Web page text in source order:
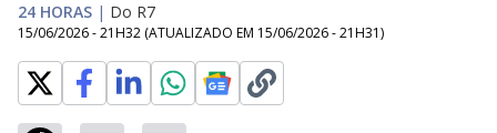
24 HORAS | Do R7
15/06/2026 - 21H32 (ATUALIZADO EM 15/06/2026 - 21H31)